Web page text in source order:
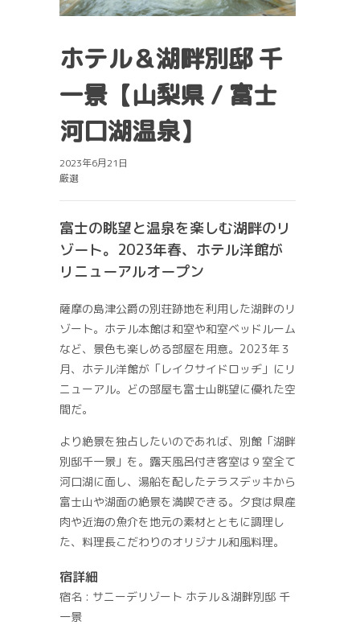
ホテル＆湖畔別邸 千
一景【山梨県 / 富士
河口湖温泉】
2023年6月21日
厳選
富士の眺望と温泉を楽しむ湖畔のリ
ゾート。2023年春、ホテル洋館が
リニューアルオープン
薩摩の島津公爵の別荘跡地を利用した湖畔のリ
ゾート。ホテル本館は和室や和室ベッドルーム
など、景色も楽しめる部屋を用意。2023年３
月、ホテル洋館が「レイクサイドロッヂ」にリ
ニューアル。どの部屋も富士山眺望に優れた空
間だ。
より絶景を独占したいのであれば、別館「湖畔
別邸千一景」を。露天風呂付き客室は９室全て
河口湖に面し、湯船を配したテラスデッキから
富士山や湖面の絶景を満喫できる。夕食は県産
肉や近海の魚介を地元の素材とともに調理し
た、料理長こだわりのオリジナル和風料理。
宿詳細
宿名 : サニーデリゾート ホテル＆湖畔別邸 千
一景